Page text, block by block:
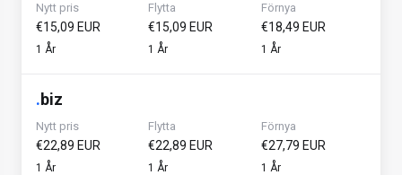
Nytt pris
€15,09 EUR
1 År
Flytta
€15,09 EUR
1 År
Förnya
€18,49 EUR
1 År
.biz
Nytt pris
€22,89 EUR
1 År
Flytta
€22,89 EUR
1 År
Förnya
€27,79 EUR
1 År